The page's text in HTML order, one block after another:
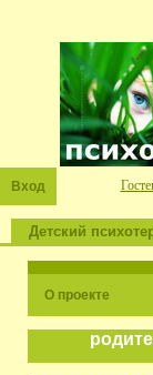
Вход
Детский
О проекте